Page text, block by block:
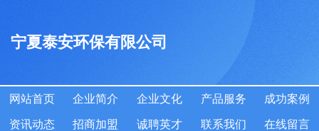
宁夏泰安环保有限公司
网站首页 企业简介 企业文化 产品服务 成功案例
资讯动态 招商加盟 诚聘英才 联系我们 在线留言